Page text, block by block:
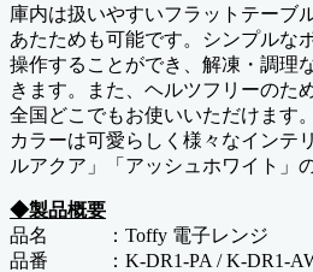
庫内は扱いやすいフラットテーブ
あたためも可能です。シンプルな
操作することができ、解凍・調理
きます。また、ヘルツフリーのた
全国どこでもお使いいただけます。
カラーは可愛らしく様々なインテ
ルアクア」「アッシュホワイト」
◆製品概要
品名 ：Toffy 電子レンジ
品番 ：K-DR1-PA / K-DR1-